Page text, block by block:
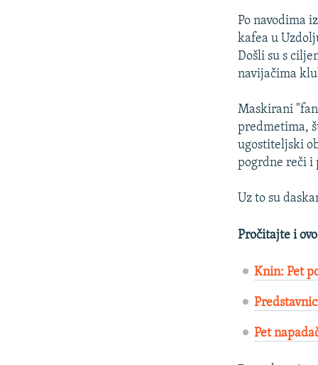
Po navodima
kafea u
Došli su s
navijačima
Maskirani
predmetima,
ugostiteljski
pogrdne reči i
Uz to su
Pročitajte i
Knin: Pet
Pet